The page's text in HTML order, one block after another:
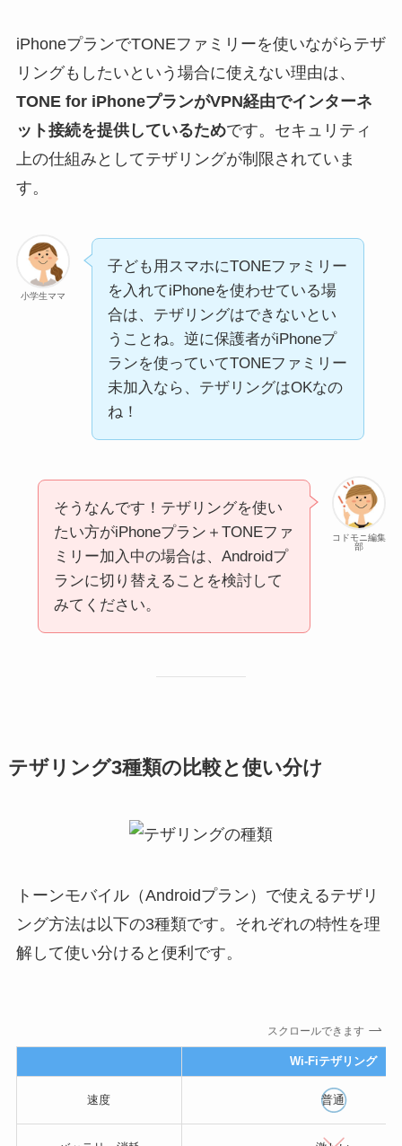
iPhoneプランでTONEファミリーを使いながらテザ
リングもしたいという場合に使えない理由は、
TONE for iPhoneプランがVPN経由でインターネ
ット接続を提供しているためです。セキュリティ
上の仕組みとしてテザリングが制限されていま
す。
小学生ママ
子ども用スマホにTONEファミリー
を入れてiPhoneを使わせている場
合は、テザリングはできないとい
うことね。逆に保護者がiPhoneプ
ランを使っていてTONEファミリー
未加入なら、テザリングはOKなの
ね！
コドモニ編集
部
そうなんです！テザリングを使い
たい方がiPhoneプラン＋TONEファ
ミリー加入中の場合は、Androidプ
ランに切り替えることを検討して
みてください。
テザリング3種類の比較と使い分け
トーンモバイル（Androidプラン）で使えるテザリ
ング方法は以下の3種類です。それぞれの特性を理
解して使い分けると便利です。
スクロールできます
Wi-Fiテザリング
速度 普通